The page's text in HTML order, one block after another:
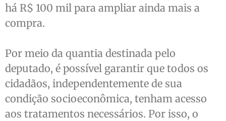
há R$ 100 mil para ampliar ainda mais a
compra.
Por meio da quantia destinada pelo
deputado, é possível garantir que todos os
cidadãos, independentemente de sua
condição socioeconômica, tenham acesso
aos tratamentos necessários. Por isso, o